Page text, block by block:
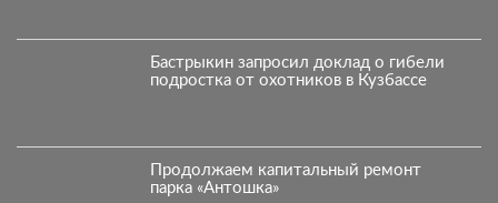
Бастрыкин запросил доклад о гибели
подростка от охотников в Кузбассе
Продолжаем капитальный ремонт
парка «Антошка»